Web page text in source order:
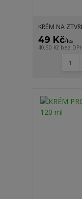
KRÉM NA
49 Kč/ks
40,50 Kč bez